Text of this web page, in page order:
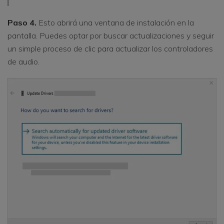
Paso 4. Esto abrirá una ventana de instalación en la
pantalla. Puedes optar por buscar actualizaciones y seguir
un simple proceso de clic para actualizar los controladores
de audio.